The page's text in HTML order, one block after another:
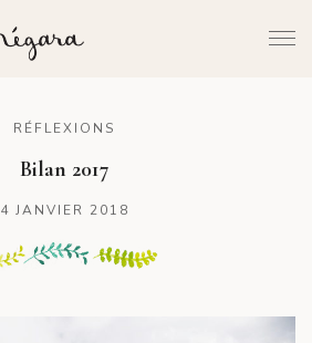
RÉFLEXIONS
Bilan 2017
4 JANVIER 2018